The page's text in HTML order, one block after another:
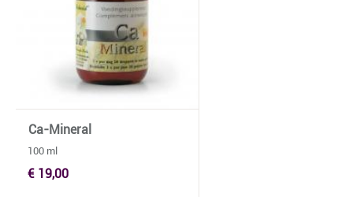
Ca-Mineral
100 ml
€ 19,00